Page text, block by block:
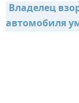
Владелец
автомобиля